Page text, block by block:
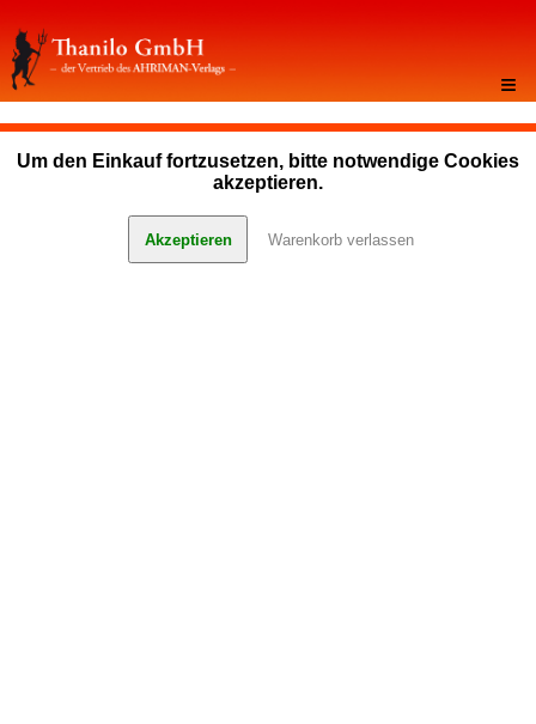
≡
Um den Einkauf fortzusetzen, bitte notwendige Cookies
akzeptieren.
Akzeptieren Warenkorb verlassen